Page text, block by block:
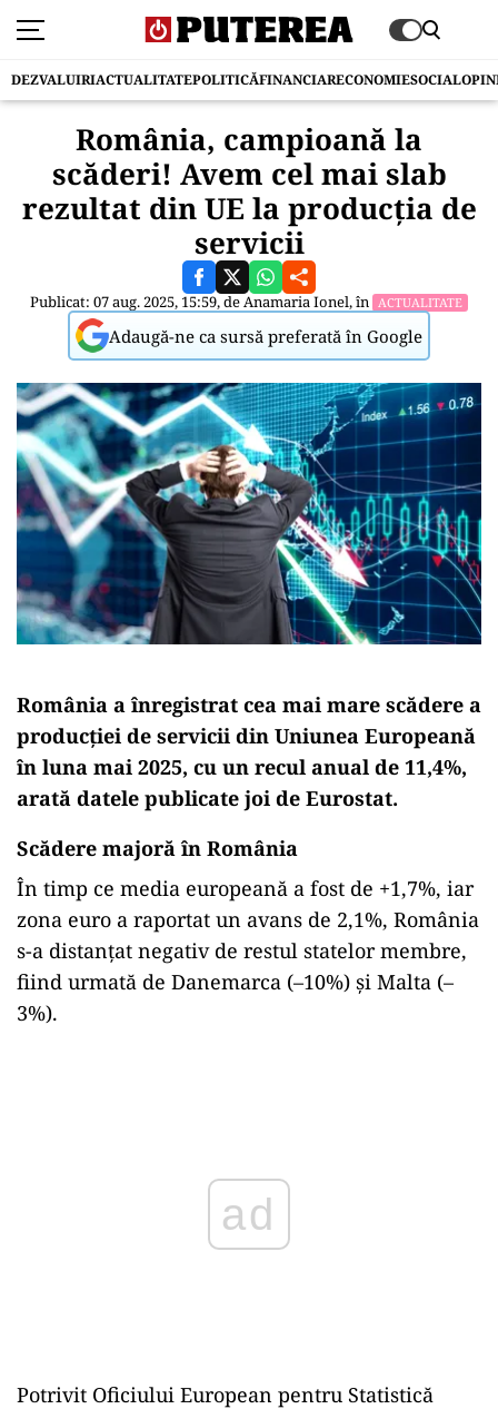
DEZVALUIRIACTUALITATEPOLITICĂFINANCIARECONOMIESOCIAL
România, campioană la
scăderi! Avem cel mai slab
rezultat din UE la producția de
servicii
Publicat: 07 aug. 2025, 15:59, deAnamaria Ionel, în ACTUALITATE
Adaugă-ne ca sursă preferată în Google
România a înregistrat cea mai mare scădere a
producției de servicii din Uniunea Europeană
în luna mai 2025, cu un recul anual de 11,4%,
arată datele publicate joi de Eurostat.
Scădere majoră în România
În timp ce media europeană a fost de +1,7%, iar
zona euro a raportat un avans de 2,1%, România
s-a distanțat negativ de restul statelor membre,
fiind urmată de Danemarca (–10%) și Malta (–
3%).
Potrivit Oficiului European pentru Statistică